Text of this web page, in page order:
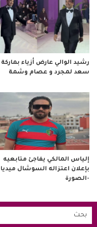
رشيد الوالي عارض أزياء بماركة
سعد لمجرد و عصام وشمة
إلياس المالكي يفاجئ متابعيه
بإعلان اعتزاله السوشال ميديا
-الصورة